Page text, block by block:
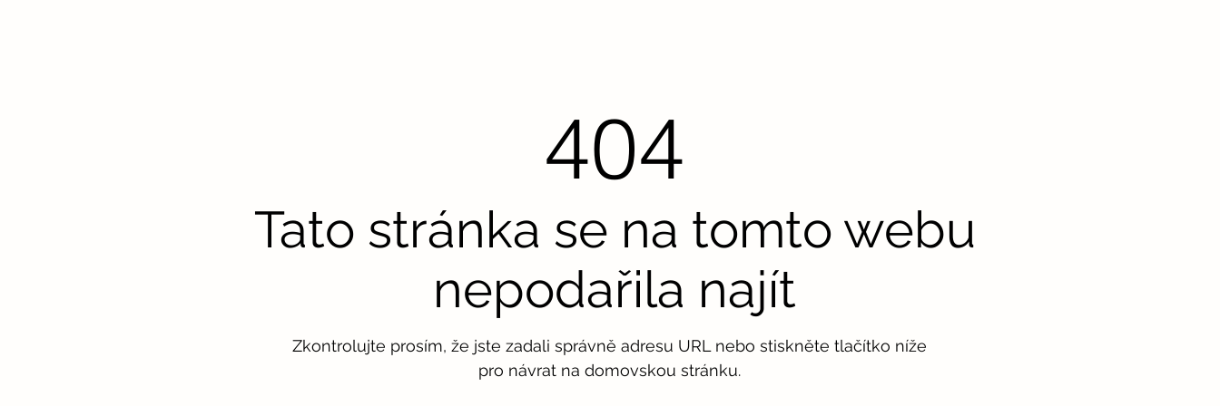
404
Tato stránka se na tomto webu
nepodařila najít
Zkontrolujte prosím, že jste zadali správně adresu URL nebo stiskněte tlačítko níže
pro návrat na domovskou stránku.